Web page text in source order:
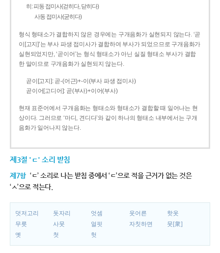
히: 피동 접미사(걷히다, 닫히다)
사동 접미사(굳히다)
형식 형태소가 결합하지 않은 경우에는 구개음화가 실현되지 않는다. ‘곧
이[고지]’는 부사 파생 접미사가 결합하여 부사가 되었으므로 구개음화가
실현되었지만, ‘곧이어’는 형식 형태소가 아닌 실질 형태소 부사가 결합
한 말이므로 구개음화가 실현되지 않는다.
곧이[고지]: 곧-­(어근)+­-이(부사 파생 접미사)
곧이어[고디어]: 곧(부사)+이어(부사)
현재 표준어에서 구개음화는 형태소와 형태소가 결합할 때 일어나는 현
상이다. 그러므로 ‘마디, 견디다’와 같이 하나의 형태소 내부에서는 구개
음화가 일어나지 않는다.
제3절 'ㄷ' 소리 받침
제7항 ‘ㄷ’ 소리로 나는 받침 중에서 ‘ㄷ’으로 적을 근거가 없는 것은
‘ㅅ’으로 적는다.
덧저고리 돗자리 엇셈 웃어른
핫옷
무릇
사뭇 얼핏 자칫하면
뭇[衆]
옛
첫 헛